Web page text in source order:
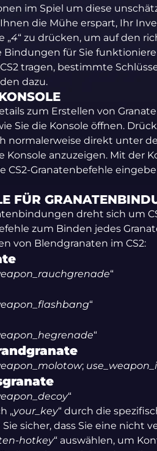
im Spiel um diese
die Mühe erspart, Ihr
„4“ zu drücken, um auf den
Bindungen für Sie
tragen, bestimmte
dazu.
zum Erstellen von
Sie die Konsole öffnen.
normalerweise direkt unter
anzuzeigen. Mit der
CS2-Granatenbefehle
FÜR
dreht sich um
zum Binden jedes
von Blendgranaten im CS2:
“
“
“
;
“
„your_key“ durch die
sicher, dass Sie eine nicht
hotkey“ auswählen, um